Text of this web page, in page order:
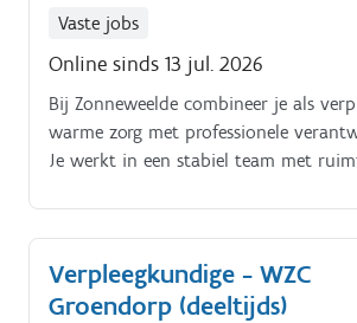
veranderingen in
voor bewoners, familie en artsen;je
administratieve taken uit in functie
zorg.
Vaste jobs
Online sinds 13 jul. 2026
Bij Zonneweelde combineer je als
warme zorg met professionele
Je werkt in een stabiel team met
zorgtraject en draagt bij aan continue
kwaliteitsverbetering. Je dagelijkse
bestaan uitje voert verpleegkundige
conform de geldende afspraken; je
Verpleegkundige - WZC
Groendorp (deeltijds)